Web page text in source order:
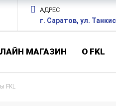
АДРЕС
г. Саратов, ул.
МАГАЗИН О FKL
FKL